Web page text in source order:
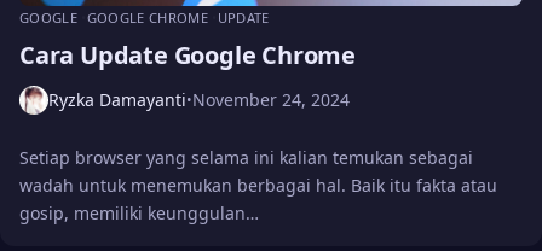
GOOGLE GOOGLE CHROME UPDATE
Cara Update Google Chrome
Ryzka Damayanti•November 24, 2024
Setiap browser yang selama ini kalian temukan sebagai
wadah untuk menemukan berbagai hal. Baik itu fakta atau
gosip, memiliki keunggulan…